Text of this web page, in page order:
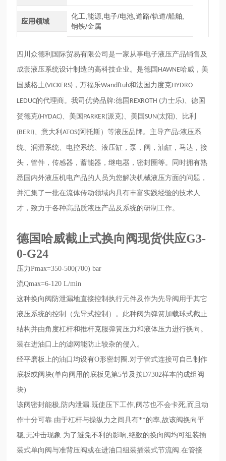
应用领域
化工,能源,电子/电池,道路/轨道/船舶,
钢铁/金属
四川众德利国际贸易有限公司是一家从事电子液压产品销售及
成套液压系统设计制造的高科技企业。是德国 HAWNE哈威，美
国威格土(VICKERS) ，万福乐Wandftuh和法国力度克HYDRO
LEDUC的代理商。我司优势品牌:德国 REXROTH (力士乐) 、德国
贺德克(HYDAC) 、美国 PARKER(派克) 、美国SUN(太阳) 、比利
(BERI) 、意大利ATOS(阿托斯）等液压品牌。主导产品:液压系
统、润滑系统、电控系统、液压缸，泵，阀，油缸，马达，接
头，管件，传感器，蓄能器，继电器，密封圈等。同时拥有熟
悉国内外液压机电产品的人员为您解决机械液压方面的问题，
并汇集了一批在流体传动领域内具有丰富实践经验的技术人
才，致力于各种高品质液压产品及系统的研制工作。
德国哈威截止式换向阀现货供应G3-
0-G24
压力Pmax=350-500(700) bar
流Qmax=6-120 L/min
这种换向阀防泄漏地直接控制执行元件及作为先导阀用于其它
液压系统的控制（先导式控制）。此种阀为弹簧加载球式截止
结构并由角度杠杆和推杆克服弹簧压力和液体压力进行换向。
装在进油口上的滤网能防止较杂的侵入。
经平磨板上的油口均设有O形密封圈.对于管式连接可自己制作
底板或阀块(单向阀用的底板见第5节及按D7302样本的成组阀
块)
该阀密封能极,防内泄漏.既使压下工作,阀芯也不会卡死,而且动
作十分可靠.由于杠杆与操纵力之间具有**的率,故该阀换向平
稳,无冲击现象.为了避免不利的影响,绝数的换向阀均可组装插
装式单向阀与准背压阀或在进油口组装插装式节流阀.在管接